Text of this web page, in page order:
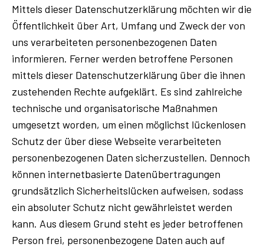
Mittels dieser Datenschutzerklärung möchten wir die
Öffentlichkeit über Art, Umfang und Zweck der von
uns verarbeiteten personenbezogenen Daten
informieren. Ferner werden betroffene Personen
mittels dieser Datenschutzerklärung über die ihnen
zustehenden Rechte aufgeklärt. Es sind zahlreiche
technische und organisatorische Maßnahmen
umgesetzt worden, um einen möglichst lückenlosen
Schutz der über diese Webseite verarbeiteten
personenbezogenen Daten sicherzustellen. Dennoch
können internetbasierte Datenübertragungen
grundsätzlich Sicherheitslücken aufweisen, sodass
ein absoluter Schutz nicht gewährleistet werden
kann. Aus diesem Grund steht es jeder betroffenen
Person frei, personenbezogene Daten auch auf